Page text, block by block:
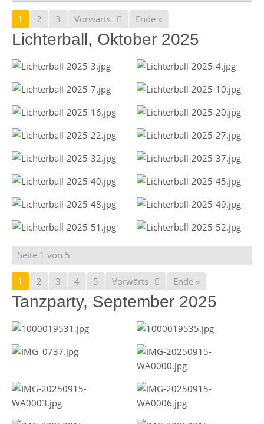
1 2 3 Vorwärts Ende »
Lichterball, Oktober 2025
Seite 1 von 5
1 2 3 4 5 Vorwärts Ende »
Tanzparty, September 2025